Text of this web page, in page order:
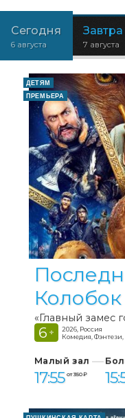
Сегодня
6 августа
Завтра
7 августа
ДЕТЯМ
ПРЕМЬЕРА
Колобок
«Главный замес
6 +
2026, Россия
Комедия,
Малый зал
17:55 от 350 ₽